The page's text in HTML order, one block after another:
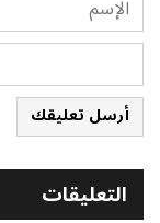
أرسل تعليقك
التعليقات